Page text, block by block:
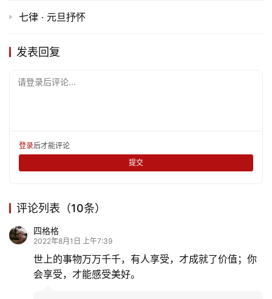
七律 · 元旦抒怀
发表回复
请登录后评论...
登录后才能评论
提交
评论列表（10条）
四格格
2022年8月1日 上午7:39
世上的事物万万千千，有人享受，才成就了价值；你
会享受，才能感受美好。